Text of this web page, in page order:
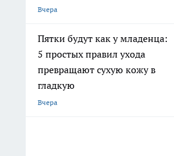
Вчера
Пятки будут как у младенца:
5 простых правил ухода
превращают сухую кожу в
гладкую
Вчера